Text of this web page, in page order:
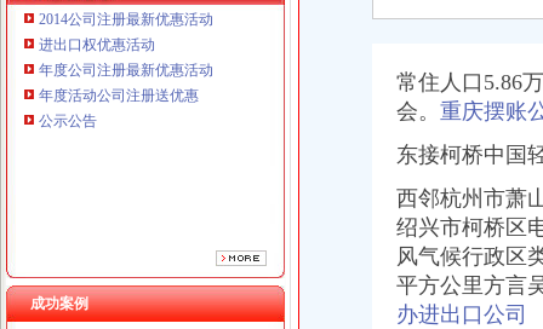
2014公司注册最新优惠活动
进出口权优惠活动
年度公司注册最新优惠活动
年度活动公司注册送优惠
公示公告
成功案例
重庆海谛升进出口贸易有限公司 渝北100万 （进出口权）
重庆晒微科技有限公司 渝南3万 （工商注册）
重庆欧氏科技发展有限公司 渝九50万 （进出口权）
重庆市明诚塑料制品有限责任公司 渝高100万 （进出口权）
重庆金品科技有限公司 渝南100万 （进出口权）
常住人口5.86
会。 重庆摆账
东接柯桥中国
西邻杭州市萧
绍兴市柯桥区
风气候行政区
平方公里方言
办进出口公司